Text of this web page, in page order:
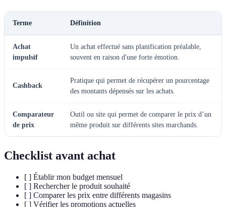
Terme Définition
Achat
impulsif
Un achat effectué sans planification préalable,
souvent en raison d'une forte émotion.
Cashback
Pratique qui permet de récupérer un pourcentage
des montants dépensés sur les achats.
Comparateur
de prix
Outil ou site qui permet de comparer le prix d’un
même produit sur différents sites marchands.
Checklist avant achat
[ ] Établir mon budget mensuel
[ ] Rechercher le produit souhaité
[ ] Comparer les prix entre différents magasins
[ ] Vérifier les promotions actuelles